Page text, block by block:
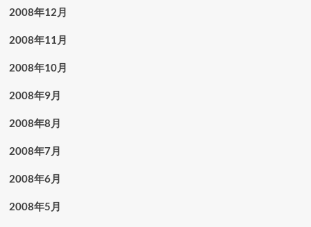
2008年12月
2008年11月
2008年10月
2008年9月
2008年8月
2008年7月
2008年6月
2008年5月